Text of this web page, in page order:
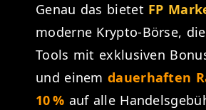
Genau das bietet FP
moderne Krypto-Börse,
Tools mit exklusiven
und einem dauerhaften
10 % auf alle